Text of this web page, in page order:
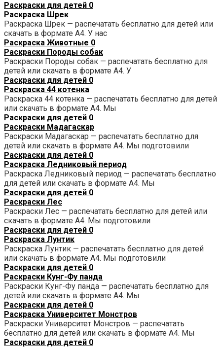
Раскраски для детей 0
Раскраска Шрек
Раскраска Шрек — распечатать бесплатно для детей или
скачать в формате А4. У нас
Раскраска Животные 0
Раскраски Породы собак
Раскраски Породы собак — распечатать бесплатно для
детей или скачать в формате А4. У
Раскраски для детей 0
Раскраска 44 котенка
Раскраска 44 котенка — распечатать бесплатно для детей
или скачать в формате А4. Мы
Раскраски для детей 0
Раскраски Мадагаскар
Раскраски Мадагаскар — распечатать бесплатно для
детей или скачать в формате А4. Мы подготовили
Раскраски для детей 0
Раскраска Ледниковый период
Раскраска Ледниковый период — распечатать бесплатно
для детей или скачать в формате А4. Мы
Раскраски для детей 0
Раскраски Лес
Раскраски Лес — распечатать бесплатно для детей или
скачать в формате А4. Мы подготовили
Раскраски для детей 0
Раскраска Лунтик
Раскраска Лунтик — распечатать бесплатно для детей
или скачать в формате А4. Мы подготовили
Раскраски для детей 0
Раскраски Кунг-Фу панда
Раскраски Кунг-Фу панда — распечатать бесплатно для
детей или скачать в формате А4. Мы
Раскраски для детей 0
Раскраска Университет Монстров
Раскраски Университет Монстров — распечатать
бесплатно для детей или скачать в формате А4. Мы
Раскраски для детей 0